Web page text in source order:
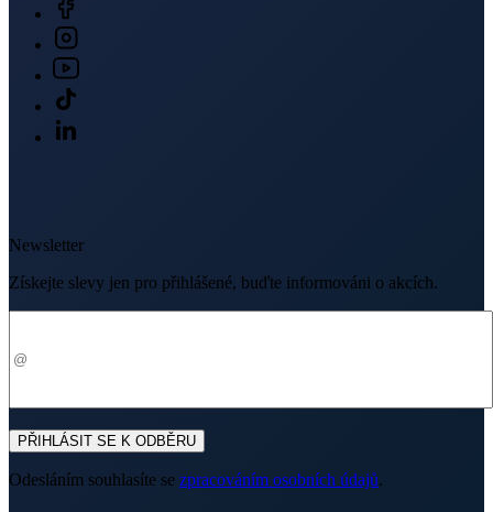
Newsletter
Získejte slevy jen pro přihlášené, buďte informováni o akcích.
PŘIHLÁSIT SE K ODBĚRU
Odesláním souhlasíte se zpracováním osobních údajů.